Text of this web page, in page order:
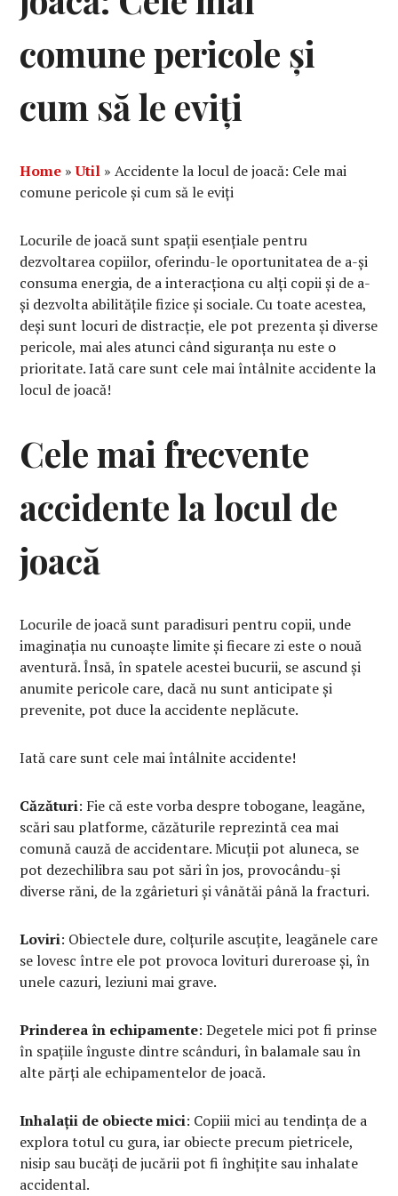
comune pericole și
cum să le eviți
Home »Util »Accidente la locul de joacă: Cele mai
comune pericole și cum să le eviți
Locurile de joacă sunt spații esențiale pentru
dezvoltarea copiilor, oferindu-le oportunitatea de a-și
consuma energia, de a interacționa cu alți copii și de a-
și dezvolta abilitățile fizice și sociale. Cu toate acestea,
deși sunt locuri de distracție, ele pot prezenta și diverse
pericole, mai ales atunci când siguranța nu este o
prioritate. Iată care sunt cele mai întâlnite accidente la
locul de joacă!
Cele mai frecvente
accidente la locul de
joacă
Locurile de joacă sunt paradisuri pentru copii, unde
imaginația nu cunoaște limite și fiecare zi este o nouă
aventură. Însă, în spatele acestei bucurii, se ascund și
anumite pericole care, dacă nu sunt anticipate și
prevenite, pot duce la accidente neplăcute.
Iată care sunt cele mai întâlnite accidente!
Căzături: Fie că este vorba despre tobogane, leagăne,
scări sau platforme, căzăturile reprezintă cea mai
comună cauză de accidentare. Micuții pot aluneca, se
pot dezechilibra sau pot sări în jos, provocându-și
diverse răni, de la zgârieturi și vânătăi până la fracturi.
Loviri: Obiectele dure, colțurile ascuțite, leagănele care
se lovesc între ele pot provoca lovituri dureroase și, în
unele cazuri, leziuni mai grave.
Prinderea în echipamente: Degetele mici pot fi prinse
în spațiile înguste dintre scânduri, în balamale sau în
alte părți ale echipamentelor de joacă.
Inhalații de obiecte mici: Copiii mici au tendința de a
explora totul cu gura, iar obiecte precum pietricele,
nisip sau bucăți de jucării pot fi înghițite sau inhalate
accidental.